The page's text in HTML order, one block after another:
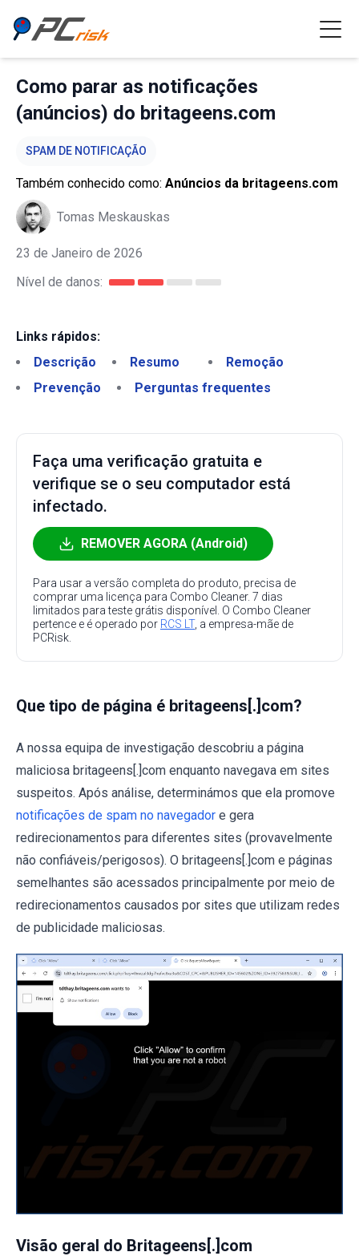
Como parar as notificações
(anúncios) do britageens.com
SPAM DE NOTIFICAÇÃO
Também conhecido como: Anúncios da britageens.com
Tomas Meskauskas
23 de Janeiro de 2026
Nível de danos:
Links rápidos:
Descrição
Resumo
Remoção
Prevenção
Perguntas frequentes
Faça uma verificação gratuita e
verifique se o seu computador está
infectado.
REMOVER AGORA (Android)
Para usar a versão completa do produto, precisa de
comprar uma licença para Combo Cleaner. 7 dias
limitados para teste grátis disponível. O Combo Cleaner
pertence e é operado por RCS LT, a empresa-mãe de
PCRisk.
Que tipo de página é britageens[.]com?
A nossa equipa de investigação descobriu a página
maliciosa britageens[.]com enquanto navegava em sites
suspeitos. Após análise, determinámos que ela promove
notificações de spam no navegador e gera
redirecionamentos para diferentes sites (provavelmente
não confiáveis/perigosos). O britageens[.]com e páginas
semelhantes são acessados principalmente por meio de
redirecionamentos causados por sites que utilizam redes
de publicidade maliciosas.
Visão geral do Britageens[.]com